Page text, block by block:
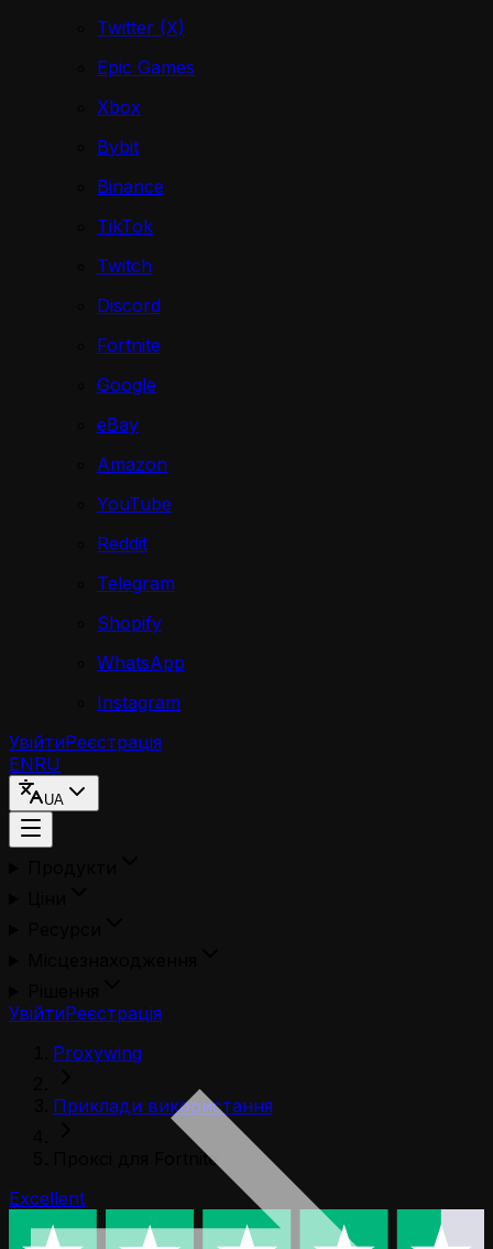
Twitter (X)
Epic Games
Xbox
Bybit
Binance
TikTok
Twitch
Discord
Fortnite
Google
eBay
Amazon
YouTube
Reddit
Telegram
Shopify
WhatsApp
Instagram
УвійтиРеєстрація
ENRU
UA
УвійтиРеєстрація
Proxywing
Приклади використання
Проксі для Fortnite
Excellent